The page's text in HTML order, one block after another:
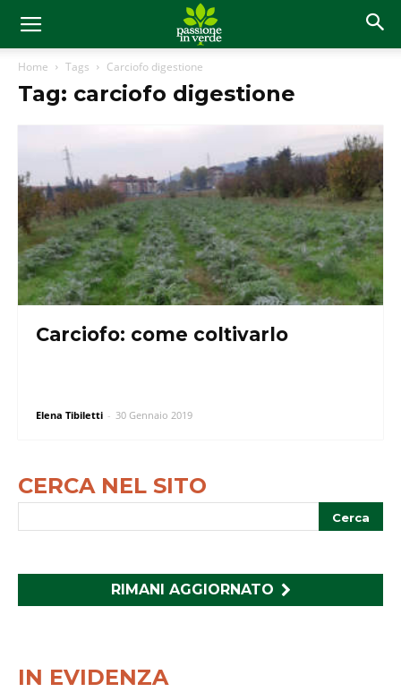
Home Tags Carciofo digestione
Tag: carciofo digestione
Carciofo: come coltivarlo
Elena Tibiletti - 30 Gennaio 2019
CERCA NEL SITO
RIMANI AGGIORNATO
IN EVIDENZA